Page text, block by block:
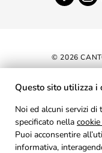
© 2026
Questo sito utilizza i
Noi ed alcuni servizi di
specificato nella
Puoi acconsentire
informativa,